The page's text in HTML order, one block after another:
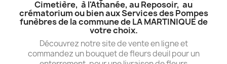
Cimetière, à l'Athanée, au Reposoir, au
crématorium ou bien aux Services des Pompes
funèbres de la commune de LA MARTINIQUE de
votre choix.
Découvrez notre site de vente en ligne et
commandez un bouquet de fleurs deuil pour un